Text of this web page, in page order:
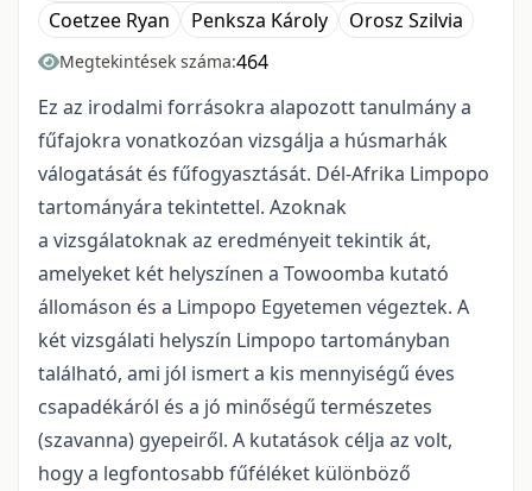
Coetzee Ryan
Penksza Károly Orosz Szilvia
Megtekintések száma:464
Ez az irodalmi forrásokra alapozott tanulmány a
fűfajokra vonatkozóan vizsgálja a húsmarhák
válogatását és fűfogyasztását. Dél-Afrika Limpopo
tartományára tekintettel. Azoknak
a vizsgálatoknak az eredményeit tekintik át,
amelyeket két helyszínen a Towoomba kutató
állomáson és a Limpopo Egyetemen végeztek. A
két vizsgálati helyszín Limpopo tartományban
található, ami jól ismert a kis mennyiségű éves
csapadékáról és a jó minőségű természetes
(szavanna) gyepeiről. A kutatások célja az volt,
hogy a legfontosabb fűféléket különböző